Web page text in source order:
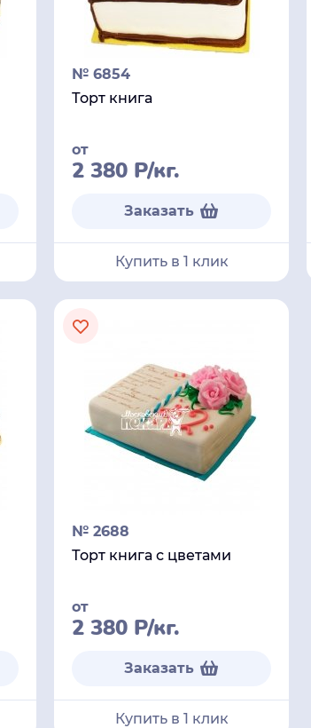
№ 6854
Торт книга
от
2 380 Р/кг.
Заказать
Купить в 1 клик
№ 2688
Торт книга с цветами
от
2 380 Р/кг.
Заказать
Купить в 1 клик